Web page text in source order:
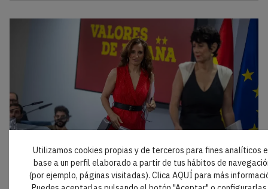
AL DÍA
El Gobierno propone una nueva regulación
para medicamentos y productos sanitarios
Utilizamos cookies propias y de terceros para fines analíticos
base a un perfil elaborado a partir de tus hábitos de
(por ejemplo, páginas visitadas). Clica AQUÍ para más